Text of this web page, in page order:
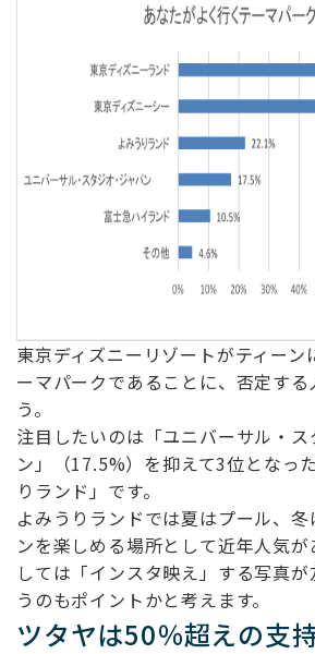
東京ディズニーリゾートがティーン
ーマパークであることに、否定する
う。
注目したいのは「ユニバーサル・
ン」（17.5%）を抑えて3位となっ
りランド」です。
よみうりランドでは夏はプール、冬
ンを楽しめる場所として近年人気が
しては「インスタ映え」する写真
うのもポイントかと考えます。
ツタヤは50％超えの支